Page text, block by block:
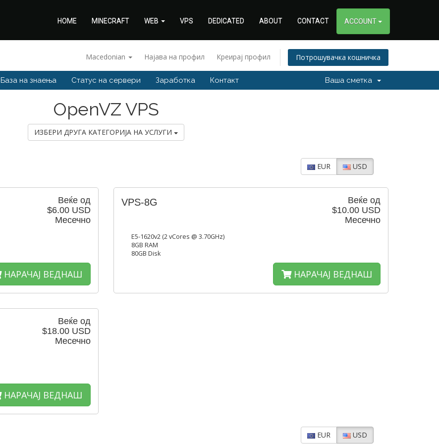
HOME MINECRAFT WEB VPS DEDICATED ABOUT CONTACT ACCOUNT
Macedonian Најава на профил Креирај профил Потрошувачка кошничка
База на знаења Статус на сервери Заработка Контакт Ваша сметка
OpenVZ VPS
ИЗБЕРИ ДРУГА КАТЕГОРИЈА НА УСЛУГИ
EUR USD
Веќе од
$6.00 USD
Месечно
НАРАЧАЈ ВЕДНАШ
Веќе од
$10.00 USD
Месечно
VPS-8G
E5-1620v2 (2 vCores @ 3.70GHz)
8GB RAM
80GB Disk
НАРАЧАЈ ВЕДНАШ
Веќе од
$18.00 USD
Месечно
НАРАЧАЈ ВЕДНАШ
EUR USD